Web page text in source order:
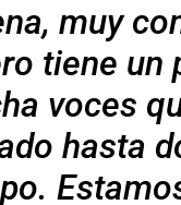
muy
tiene un
voces
hasta